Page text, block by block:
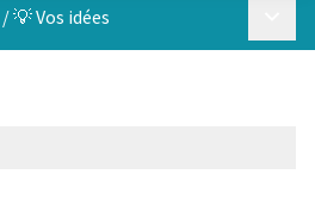
/💡 Vos idées